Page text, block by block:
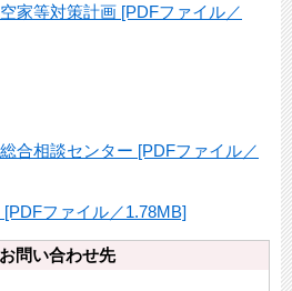
家等対策計画 [PDFファイル／
合相談センター [PDFファイル／
ファイル／1.78MB]
問い合わせ先